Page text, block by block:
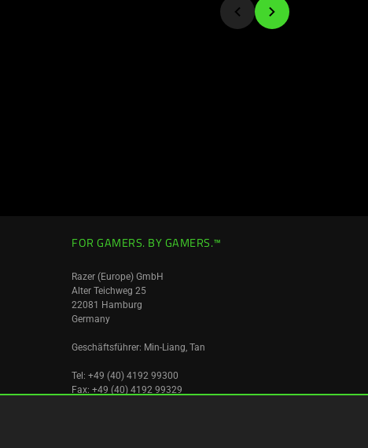
FOR GAMERS. BY GAMERS.™
Razer (Europe) GmbH
Alter Teichweg 25
22081 Hamburg
Germany
Geschäftsführer: Min-Liang, Tan
Tel: +49 (40) 4192 99300
Fax: +49 (40) 4192 99329